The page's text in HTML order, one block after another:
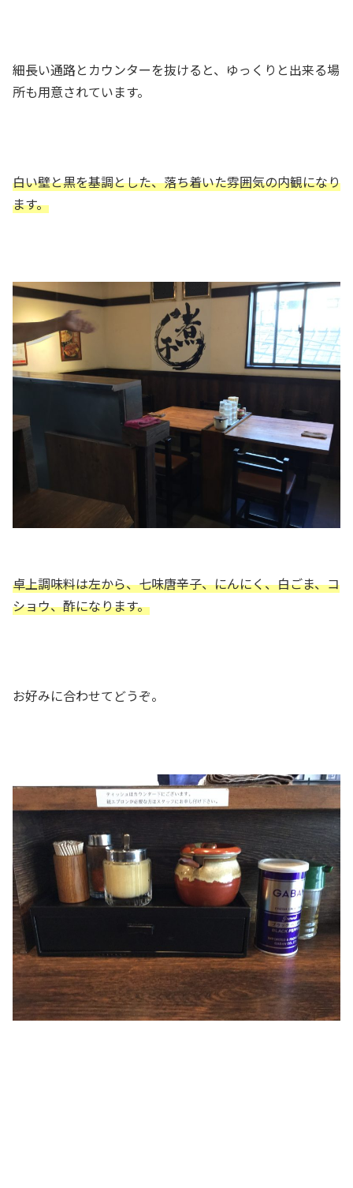
細長い通路とカウンターを抜けると、ゆっくりと出来る場
所も用意されています。
白い壁と黒を基調とした、落ち着いた雰囲気の内観になり
ます。
卓上調味料は左から、七味唐辛子、にんにく、白ごま、コ
ショウ、酢になります。
お好みに合わせてどうぞ。